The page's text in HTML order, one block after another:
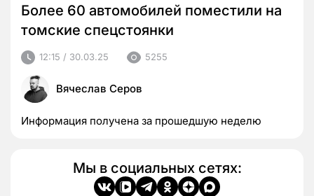
Более 60 автомобилей поместили на
томские спецстоянки
12:15 / 30.03.25 5255
Вячеслав Серов
Информация получена за прошедшую неделю
Мы в социальных сетях: